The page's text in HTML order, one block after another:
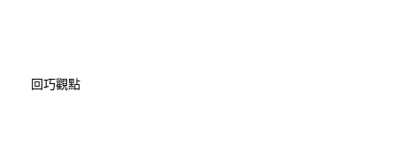
回巧觀點